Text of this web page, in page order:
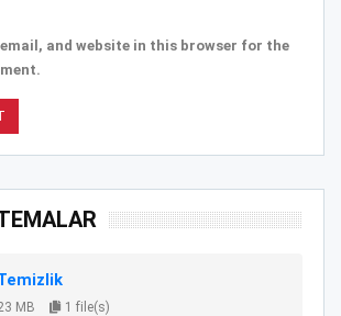
email, and website in this browser for the
MB 1 file(s)